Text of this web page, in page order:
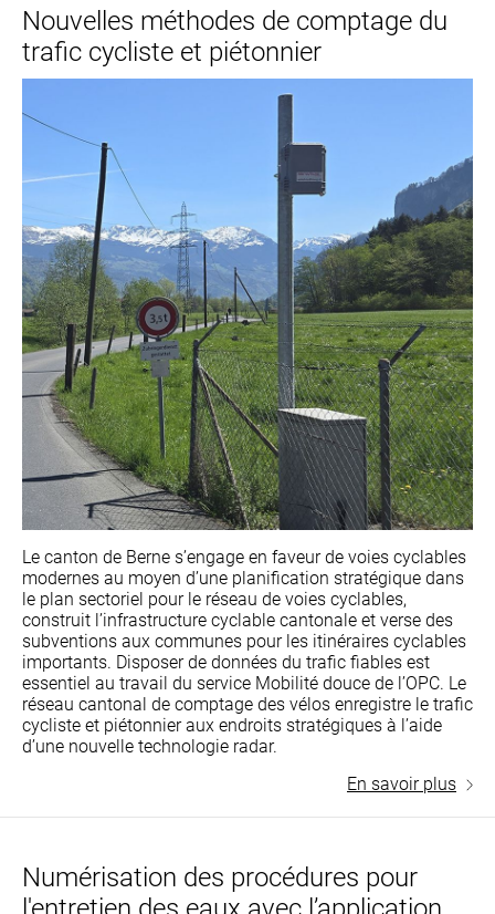
Nouvelles méthodes de comptage du
trafic cycliste et piétonnier
Le canton de Berne s’engage en faveur de voies cyclables
modernes au moyen d’une planification stratégique dans
le plan sectoriel pour le réseau de voies cyclables,
construit l’infrastructure cyclable cantonale et verse des
subventions aux communes pour les itinéraires cyclables
importants. Disposer de données du trafic fiables est
essentiel au travail du service Mobilité douce de l’OPC. Le
réseau cantonal de comptage des vélos enregistre le trafic
cycliste et piétonnier aux endroits stratégiques à l’aide
d’une nouvelle technologie radar.
En savoir plus
Numérisation des procédures pour